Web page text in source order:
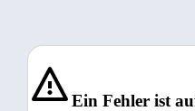
Ein Fehler ist